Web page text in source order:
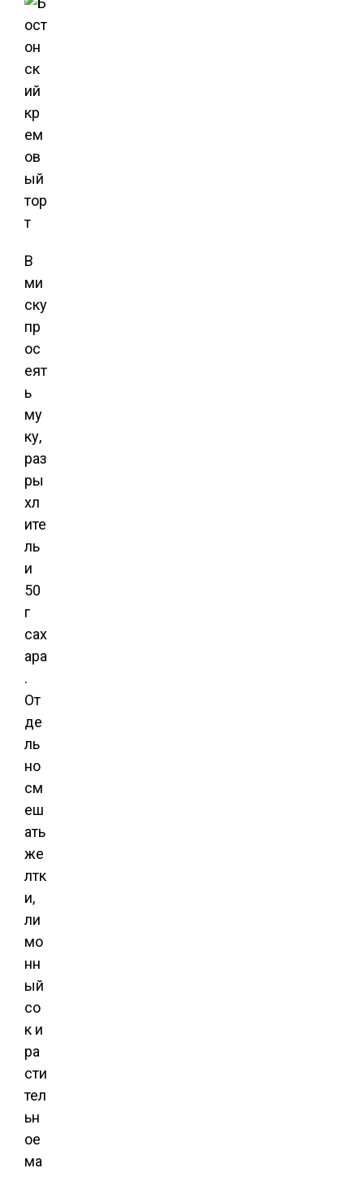
В
ми
ску
пр
ос
еят
ь
му
ку,
раз
ры
хл
ите
ль
и
50
г
сах
ара
.
От
де
ль
но
см
еш
ать
же
лтк
и,
ли
мо
нн
ый
со
к и
ра
сти
тел
ьн
ое
ма